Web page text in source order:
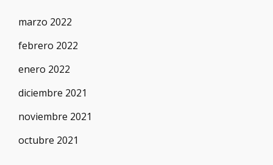
marzo 2022
febrero 2022
enero 2022
diciembre 2021
noviembre 2021
octubre 2021